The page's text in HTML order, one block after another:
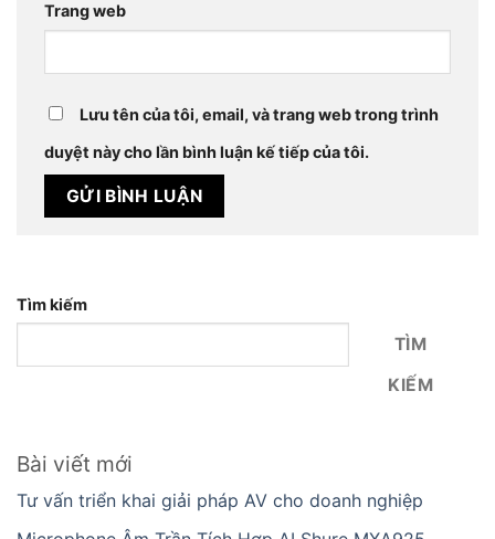
Trang web
Lưu tên của tôi, email, và trang web trong trình
duyệt này cho lần bình luận kế tiếp của tôi.
Tìm kiếm
TÌM
KIẾM
Bài viết mới
Tư vấn triển khai giải pháp AV cho doanh nghiệp